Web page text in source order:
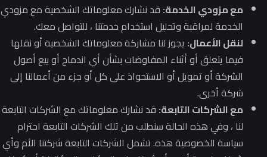
مع مزودي الخدمة: قد نشارك معلوماتك الشخصية مع مزودي
الخدمة لمراقبة وتحليل استخدام خدمتنا ، للتواصل معك.
لنقل الأعمال: يجوز لنا مشاركة معلوماتك الشخصية أو نقلها
فيما يتعلق أو أثناء المفاوضات بشأن أي اندماج أو بيع أصول
الشركة أو تمويل أو الاستحواذ على كل أو جزء من أعمالنا إلى
شركة أخرى.
مع الشركات التابعة: قد نشارك معلوماتك مع الشركات التابعة
لنا ، وفي هذه الحالة سنطلب من تلك الشركات التابعة احترام
سياسة الخصوصية هذه.تشمل الشركات التابعة شركتنا الأم وأي